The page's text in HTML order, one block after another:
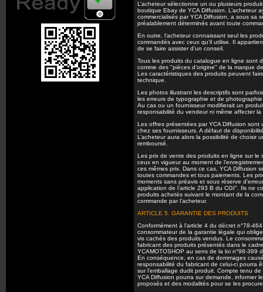
L’acheteur sélectionne un ou plusieurs
boutique Ebay de YCA Diffusion. L’acheteur
commercialisés par YCA Diffusion, a sous sa
préalablement déterminés avant toute
En outre, l’acheteur connaissant seul les
commandés avec ceux qu’il utilise. Il
de se faire assister d’un conseil.
Tous les produits du catalogue en ligne sont
comme des "pièces d’origine" de la marque
Les caractéristiques des produits peuvent
technique.
Les photos illustrant les descriptifs sont
les erreurs de typographie et de
Au cas ou un fournisseur modifierait un
responsabilité du vendeur ni même affecter
Les offres présentées par YCA Diffusion
chez ses fournisseurs. A défaut de
L’acheteur aura alors la possibilité de choisir
remboursé.
Les prix de vente des produits en ligne sur
ceux en vigueur au moment de
ces mêmes prix. Dans ce cas, YCA Diffusion
toutes commandes et tous paiements. Les
moments sans préavis et sous réserve
application de l’article 293 B du CGI". Ils ne
produits achetés suivant le montant de la
commande par l’acheteur.
ARTICLE 5. GARANTIE DES PRODUITS
Conformément à l’article 4 du décret n°78-
consommateur de la garantie légale qui
vis cachés des produits vendus. Le
fabricant des produits présentés dans le
YCAMOTOSHOP au sens de la loi n°98-
En conséquence, en cas de dommages
responsabilité du fabricant de celui-ci pourra
sur l’emballage dudit produit. Compte tenu
YCA Diffusion pourra sur demande, informer
proposés et des modalités pour se les